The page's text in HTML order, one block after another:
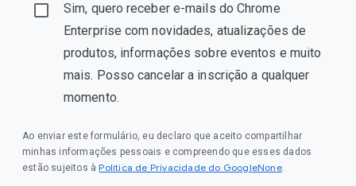
Sim, quero receber e-mails do Chrome
Enterprise com novidades, atualizações de
produtos, informações sobre eventos e muito
mais. Posso cancelar a inscrição a qualquer
momento.
Ao enviar este formulário, eu declaro que aceito compartilhar
minhas informações pessoais e compreendo que esses dados
estão sujeitos à Política de Privacidade do GoogleNone.